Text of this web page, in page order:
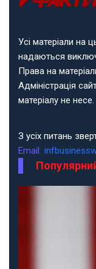
Усі матеріали на
надаються
Права на
Адміністрація
матеріалу не несе.
З усіх питань
Email: